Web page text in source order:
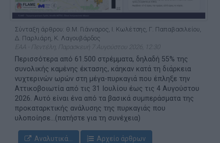
Σύνταξη άρθρου: Θ.Μ. Γιάνναρος, Ι. Κωλέτσης, Γ. Παπαβασιλείου,
Δ. Παρλιάρη, Κ. Λαγουβάρδος
ΕΑΑ - Πεντέλη, Παρασκευή 7 Αυγούστου 2026, 12:30
Περισσότερα από 61.500 στρέμματα, δηλαδή 55% της
συνολικής καμένης έκτασης, κάηκαν κατά τη διάρκεια
νυχτερινών ωρών στη μέγα-πυρκαγιά που έπληξε την
Αττικοβοιωτία από τις 31 Ιουλίου έως τις 4 Αυγούστου
2026. Αυτό είναι ένα από τα βασικά συμπεράσματα της
προκαταρκτικής ανάλυσης της πυρκαγιάς που
υλοποίησε...(πατήστε για τη συνέχεια)
Αναλυτικά... Αρχείο άρθρων